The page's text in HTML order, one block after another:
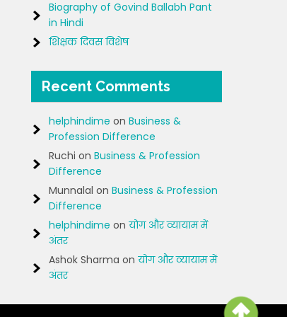
Biography of Govind Ballabh Pant
in Hindi
शिक्षक दिवस विशेष
Recent Comments
helphindime on Business &
Profession Difference
Ruchi on Business & Profession
Difference
Munnalal on Business & Profession
Difference
helphindime on योग और व्यायाम में
अंतर
Ashok Sharma on योग और व्यायाम में
अंतर